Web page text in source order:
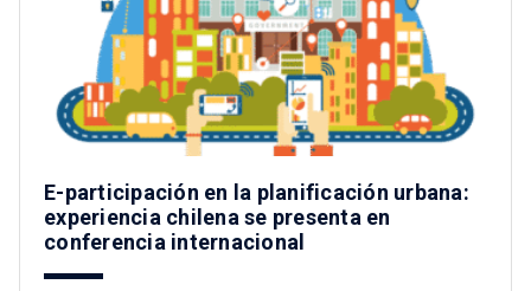
E-participación en la planificación urbana:
experiencia chilena se presenta en
conferencia internacional